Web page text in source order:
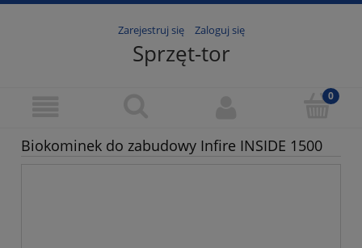
Zarejestruj się Zaloguj się
Sprzęt-tor
Biokominek do zabudowy Infire INSIDE 1500